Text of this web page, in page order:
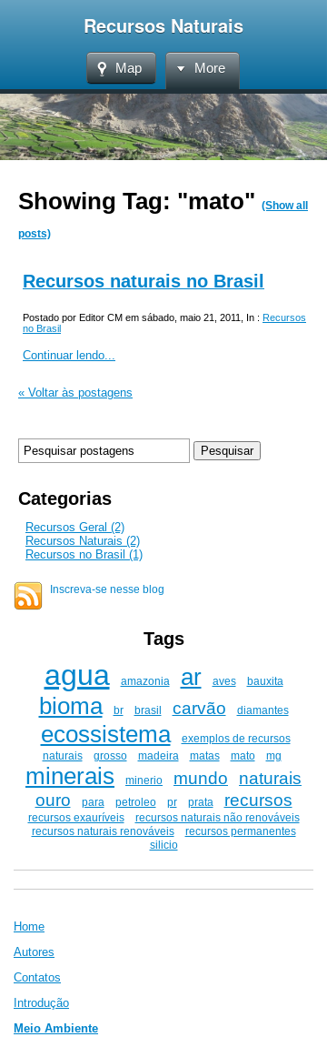
Recursos Naturais
Map More
Showing Tag: "mato" (Show all
posts)
Recursos naturais no Brasil
Postado por Editor CM em sábado, maio 21, 2011, In : Recursos
no Brasil
Continuar lendo...
« Voltar às postagens
Categorias
Recursos Geral (2)
Recursos Naturais (2)
Recursos no Brasil (1)
Inscreva-se nesse blog
Tags
agua amazonia ar aves bauxita
bioma br brasil carvão diamantes
ecossistema
exemplos de recursos
naturais
grosso madeira matas mato mg
minerais minerio mundo
naturais
ouro
para petroleo pr prata recursos
recursos exauríveis
recursos naturais não renováveis
recursos naturais renováveis
recursos permanentes
silicio
Home
Autores
Contatos
Introdução
Meio Ambiente